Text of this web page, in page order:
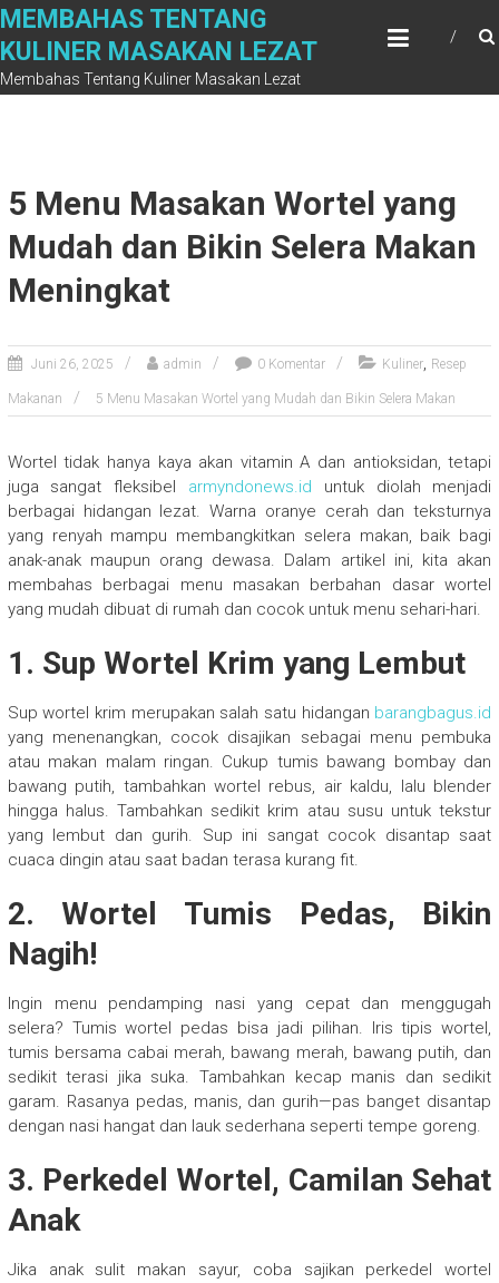
Skip
content
MEMBAHAS TENTANG
KULINER MASAKAN LEZAT
Membahas Tentang Kuliner Masakan Lezat
5 Menu Masakan Wortel yang
Mudah dan Bikin Selera Makan
Meningkat
Juni 26, 2025 admin 0 Komentar Kuliner, Resep
Makanan 5 Menu Masakan Wortel yang Mudah dan Bikin Selera Makan
Wortel tidak hanya kaya akan vitamin A dan antioksidan, tetapi
juga sangat fleksibel armyndonews.id untuk diolah menjadi
berbagai hidangan lezat. Warna oranye cerah dan teksturnya
yang renyah mampu membangkitkan selera makan, baik bagi
anak-anak maupun orang dewasa. Dalam artikel ini, kita akan
membahas berbagai menu masakan berbahan dasar wortel
yang mudah dibuat di rumah dan cocok untuk menu sehari-hari.
1. Sup Wortel Krim yang Lembut
Sup wortel krim merupakan salah satu hidangan barangbagus.id
yang menenangkan, cocok disajikan sebagai menu pembuka
atau makan malam ringan. Cukup tumis bawang bombay dan
bawang putih, tambahkan wortel rebus, air kaldu, lalu blender
hingga halus. Tambahkan sedikit krim atau susu untuk tekstur
yang lembut dan gurih. Sup ini sangat cocok disantap saat
cuaca dingin atau saat badan terasa kurang fit.
2. Wortel Tumis Pedas, Bikin
Nagih!
Ingin menu pendamping nasi yang cepat dan menggugah
selera? Tumis wortel pedas bisa jadi pilihan. Iris tipis wortel,
tumis bersama cabai merah, bawang merah, bawang putih, dan
sedikit terasi jika suka. Tambahkan kecap manis dan sedikit
garam. Rasanya pedas, manis, dan gurih—pas banget disantap
dengan nasi hangat dan lauk sederhana seperti tempe goreng.
3. Perkedel Wortel, Camilan Sehat
Anak
Jika anak sulit makan sayur, coba sajikan perkedel wortel